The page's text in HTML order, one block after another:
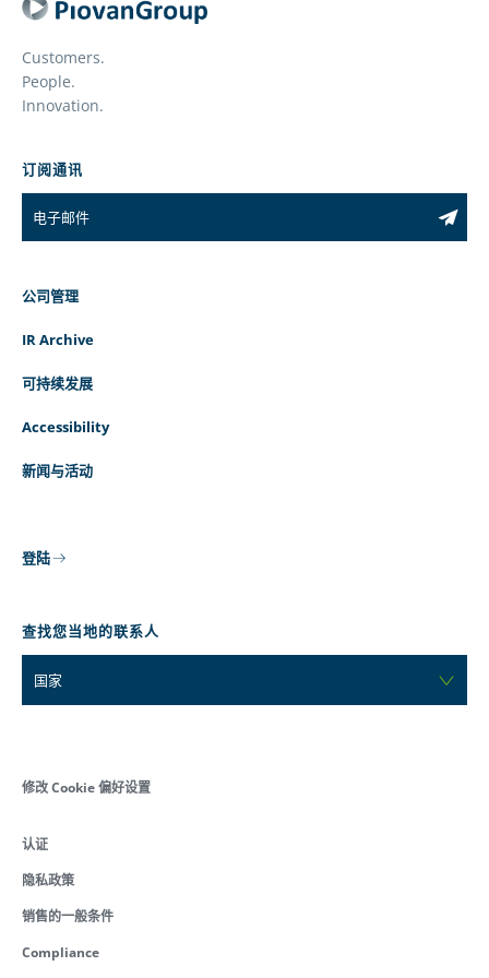
Customers.
People.
Innovation.
订阅通讯
公司管理
IR Archive
可持续发展
Accessibility
新闻与活动
登陆
查找您当地的联系人
国家
修改 Cookie 偏好设置
认证
隐私政策
销售的一般条件
Compliance